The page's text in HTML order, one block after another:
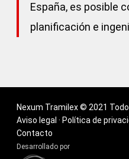
España, es posible
planificación e
Nexum Tramilex © 2021
Aviso legal · Política de
Contacto
Desarrollado por